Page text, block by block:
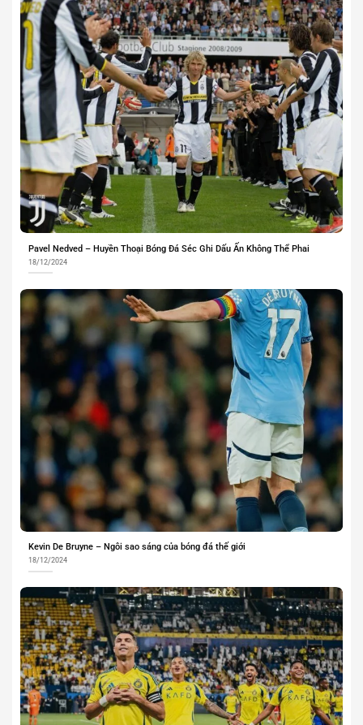
Pavel Nedved – Huyền Thoại Bóng Đá Séc Ghi Dấu Ấn Không Thể Phai
18/12/2024
Kevin De Bruyne – Ngôi sao sáng của bóng đá thế giới
18/12/2024